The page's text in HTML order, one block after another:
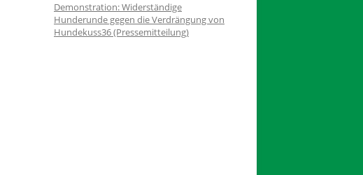
Demonstration: Widerständige
Hunderunde gegen die Verdrängung von
Hundekuss36 (Pressemitteilung)